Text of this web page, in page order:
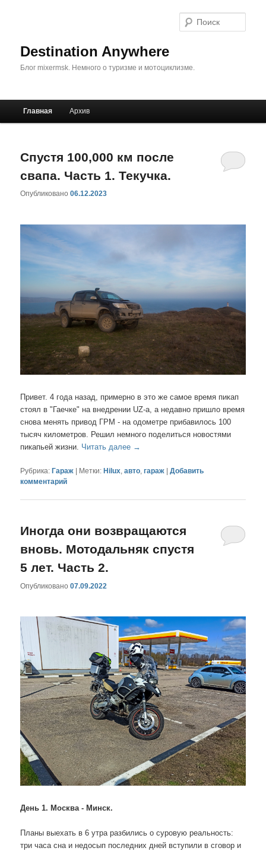
Destination Anywhere
Блог mixermsk. Немного о туризме и мотоциклизме.
Перейти
основному
содержимому
Перейти
дополнительному
содержимому
Главная Архив
Спустя 100,000 км после
свапа. Часть 1. Текучка.
Опубликовано06.12.2023
Привет. 4 года назад, примерно в это же самое время пикап
стоял в "Гаечке" на внедрении UZ-a, а недавно пришло время
снова менять привод ГРМ - на одометре прибавилось 100
тысяч километров. Решил немного поделиться новостями
пикапьей жизни. Читать далее →
Рубрика: Гараж Метки: Hilux,авто,гараж |Добавить
комментарий
Иногда они возвращаются
вновь. Мотодальняк спустя
5 лет. Часть 2.
Опубликовано07.09.2022
День 1. Москва - Минск.
Планы выехать в 6 утра разбились о суровую реальность:
три часа сна и недосып последних дней вступили в сговор и